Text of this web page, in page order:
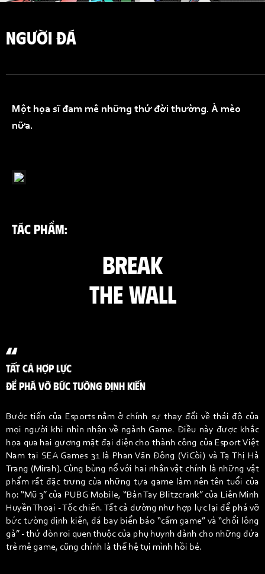
NGƯỜI ĐÁ
TÁC PHẨM:
BREAK
THE WALL
Một họa sĩ đam mê những thứ đời thường. À mèo
nữa.
TẤT CẢ HỢP LỰC
ĐỂ PHÁ VỠ BỨC TƯỜNG ĐỊNH KIẾN
Bước tiến của Esports nằm ở chính sự thay đổi về thái độ của
mọi người khi nhìn nhận về ngành Game. Điều này được khắc
họa qua hai gương mặt đại diện cho thành công của Esport Việt
Nam tại SEA Games 31 là Phan Văn Đông (ViCòi) và Tạ Thị Hà
Trang (Mirah). Cùng bùng nổ với hai nhân vật chính là những vật
phẩm rất đặc trưng của những tựa game làm nên tên tuổi của
họ: “Mũ 3” của PUBG Mobile, “Bàn Tay Blitzcrank” của Liên Minh
Huyền Thoại - Tốc chiến. Tất cả dường như hợp lực lại để phá vỡ
bức tường định kiến, đá bay biển báo “cấm game” và “chổi lông
gà” - thứ đòn roi quen thuộc của phụ huynh dành cho những đứa
trẻ mê game, cũng chính là thế hệ tụi mình hồi bé.